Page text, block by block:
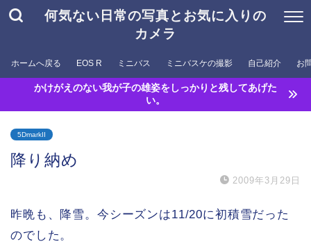
何気ない日常の写真とお気に入りの
カメラ
ホームへ戻る EOS R ミニバス ミニバスケの撮影 自己紹介 お
かけがえのない我が子の雄姿をしっかりと残してあげた
い。
5DmarkII
降り納め
2009年3月29日
昨晩も、降雪。今シーズンは11/20に初積雪だった
のでした。